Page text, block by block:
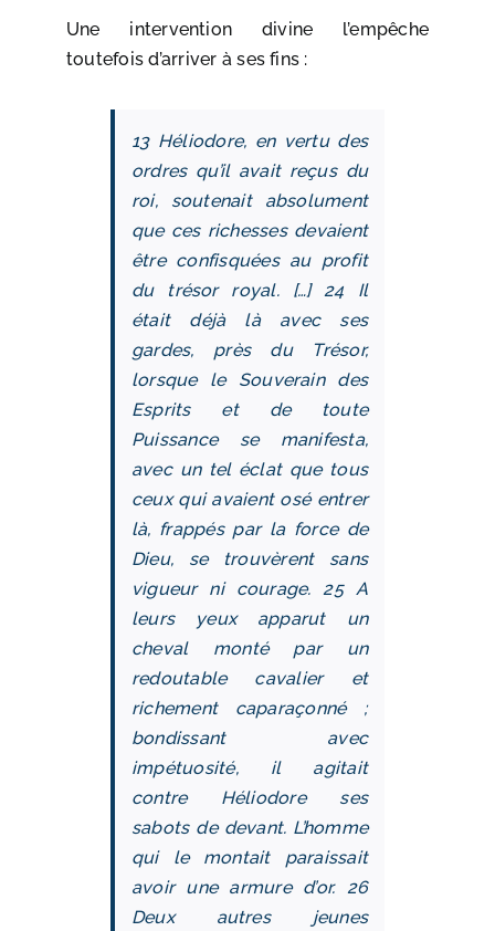
Une intervention divine l’empêche
toutefois d’arriver à ses fins :
13 Héliodore, en vertu des
ordres qu’il avait reçus du
roi, soutenait absolument
que ces richesses devaient
être confisquées au profit
du trésor royal. […] 24 Il
était déjà là avec ses
gardes, près du Trésor,
lorsque le Souverain des
Esprits et de toute
Puissance se manifesta,
avec un tel éclat que tous
ceux qui avaient osé entrer
là, frappés par la force de
Dieu, se trouvèrent sans
vigueur ni courage. 25 A
leurs yeux apparut un
cheval monté par un
redoutable cavalier et
richement caparaçonné ;
bondissant avec
impétuosité, il agitait
contre Héliodore ses
sabots de devant. L’homme
qui le montait paraissait
avoir une armure d’or. 26
Deux autres jeunes